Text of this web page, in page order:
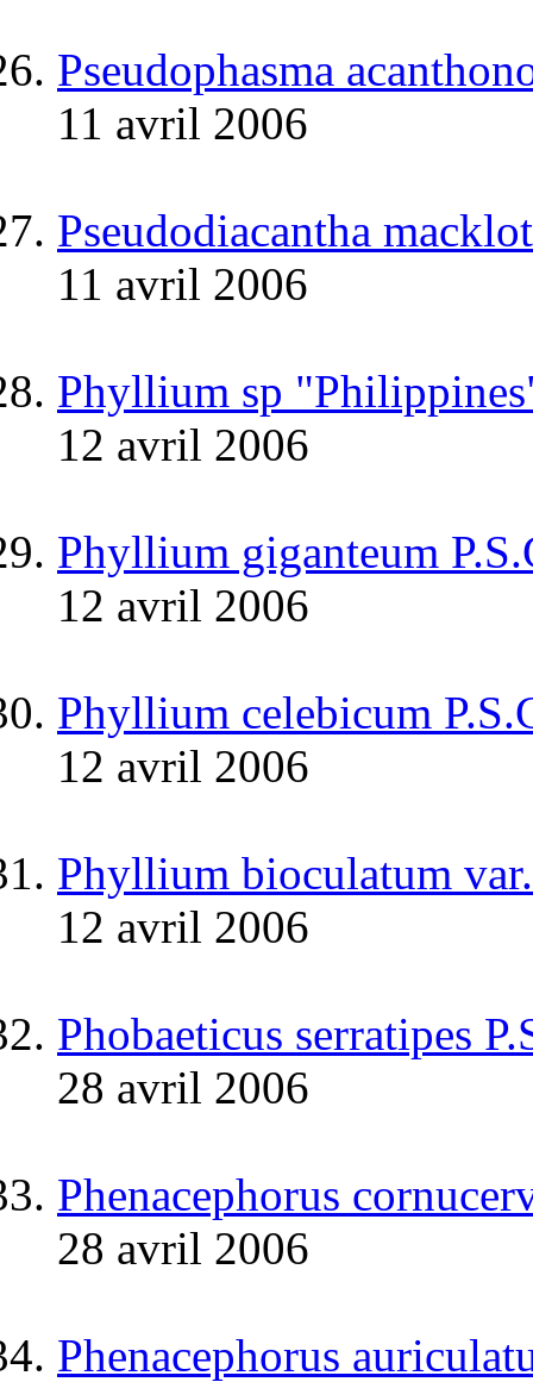
Pseudophasma
11 avril 2006
Pseudodiacantha
11 avril 2006
Phyllium sp
12 avril 2006
Phyllium giganteum
12 avril 2006
Phyllium celebicum
12 avril 2006
Phyllium bioculatum
12 avril 2006
Phobaeticus serratipes
28 avril 2006
Phenacephorus
28 avril 2006
Phenacephorus